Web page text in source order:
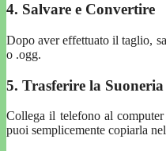
4. Salvare e Convertire
Dopo aver effettuato il taglio,
o .ogg.
5. Trasferire la Suoneria
Collega il telefono al
puoi semplicemente copiarla